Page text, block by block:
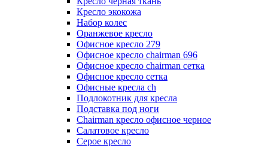
Кресло экокожа
Набор колес
Оранжевое кресло
Офисное кресло 279
Офисное кресло chairman 696
Офисное кресло chairman сетка
Офисное кресло сетка
Офисные кресла ch
Подлокотник для кресла
Подставка под ноги
Сhairman кресло офисное черное
Салатовое кресло
Серое кресло